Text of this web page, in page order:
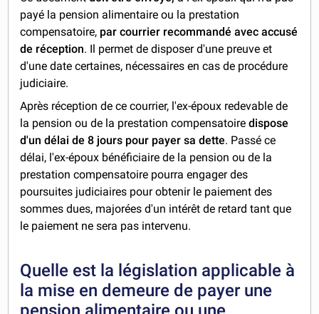
payé la pension alimentaire ou la prestation
compensatoire, par courrier recommandé avec accusé
de réception. Il permet de disposer d'une preuve et
d'une date certaines, nécessaires en cas de procédure
judiciaire.
Après réception de ce courrier, l'ex-époux redevable de
la pension ou de la prestation compensatoiredispose
d'un délai de 8 jours pour payer sa dette. Passé ce
délai, l'ex-époux bénéficiaire de la pension ou de la
prestation compensatoire pourra engager des
poursuites judiciaires pour obtenir le paiement des
sommes dues, majorées d'un intérêt de retard tant que
le paiement ne sera pas intervenu.
Quelle est la législation applicable à
la mise en demeure de payer une